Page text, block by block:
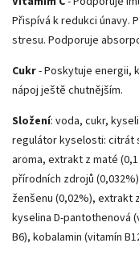
Přispívá k redukci únavy.
stresu. Podporuje
Cukr- Poskytuje energii,
nápoj ještě chutnějším.
Složení: voda, cukr,
regulátor kyselosti: citrát
aroma, extrakt z maté
přírodních zdrojů
ženšenu (0,02%), extrakt
kyselina D-pantothenová
B6), kobalamin (vitamín